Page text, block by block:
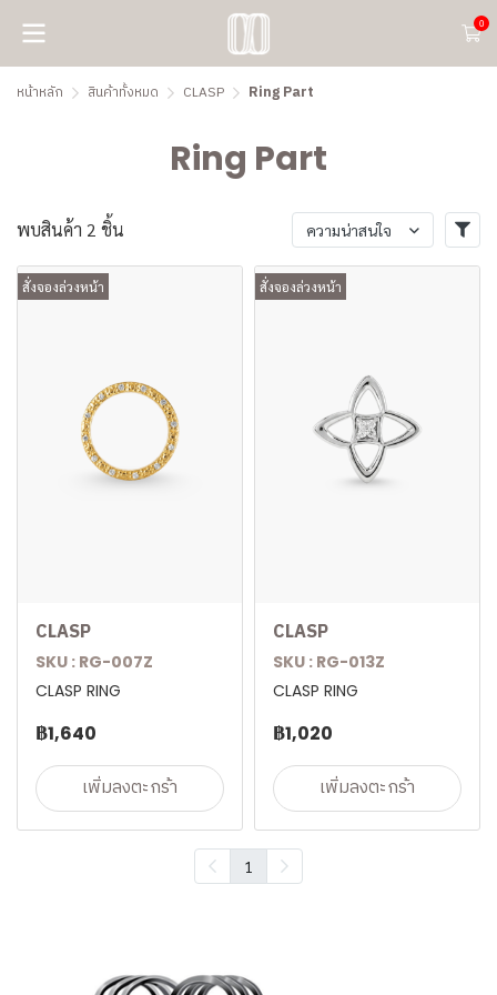
0
หน้าหลัก สินค้าทั้งหมด CLASP Ring Part
Ring Part
พบสินค้า 2 ชิ้น ความน่าสนใจ
สั่งจองล่วงหน้า
CLASP
SKU : RG-007Z
CLASP RING
฿1,640
เพิ่มลงตะกร้า
สั่งจองล่วงหน้า
CLASP
SKU : RG-013Z
CLASP RING
฿1,020
เพิ่มลงตะกร้า
1